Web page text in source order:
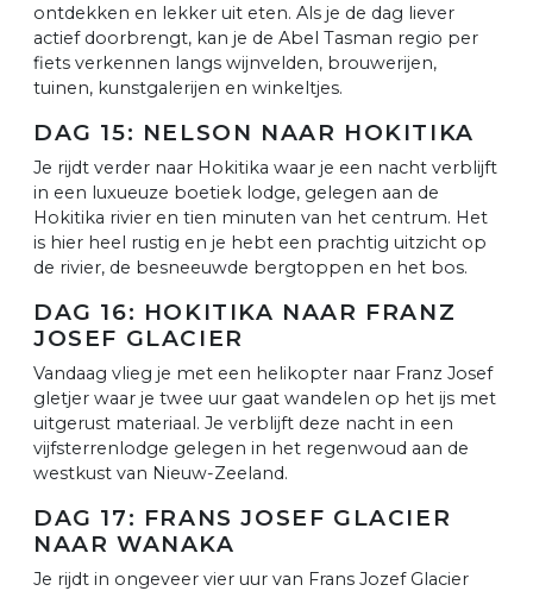
ontdekken en lekker uit eten. Als je de dag liever
actief doorbrengt, kan je de Abel Tasman regio per
fiets verkennen langs wijnvelden, brouwerijen,
tuinen, kunstgalerijen en winkeltjes.
DAG 15: NELSON NAAR HOKITIKA
Je rijdt verder naar Hokitika waar je een nacht verblijft
in een luxueuze boetiek lodge, gelegen aan de
Hokitika rivier en tien minuten van het centrum. Het
is hier heel rustig en je hebt een prachtig uitzicht op
de rivier, de besneeuwde bergtoppen en het bos.
DAG 16: HOKITIKA NAAR FRANZ
JOSEF GLACIER
Vandaag vlieg je met een helikopter naar Franz Josef
gletjer waar je twee uur gaat wandelen op het ijs met
uitgerust materiaal. Je verblijft deze nacht in een
vijfsterrenlodge gelegen in het regenwoud aan de
westkust van Nieuw-Zeeland.
DAG 17: FRANS JOSEF GLACIER
NAAR WANAKA
Je rijdt in ongeveer vier uur van Frans Jozef Glacier